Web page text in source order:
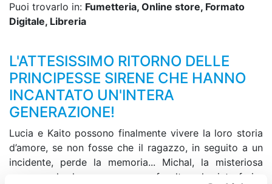
Puoi trovarlo in: Fumetteria, Online store, Formato
Digitale, Libreria
L'ATTESISSIMO RITORNO DELLE
PRINCIPESSE SIRENE CHE HANNO
INCANTATO UN'INTERA
GENERAZIONE!
Lucia e Kaito possono finalmente vivere la loro storia
d’amore, se non fosse che il ragazzo, in seguito a un
incidente, perde la memoria... Michal, la misteriosa
ragazza che lo soccorre, non fa altro che interferire